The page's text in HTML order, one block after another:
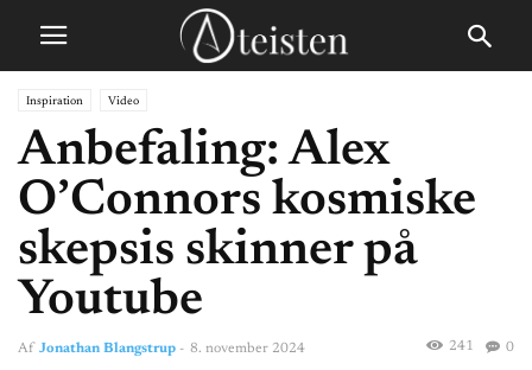
Inspiration Video
Anbefaling: Alex
O’Connors kosmiske
skepsis skinner på
Youtube
Af Jonathan Blangstrup - 8. november 2024 0
241